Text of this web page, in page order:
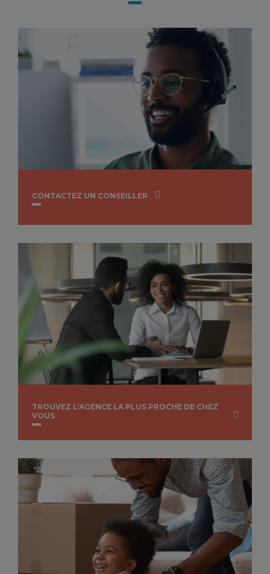
CONTACTEZ UN CONSEILLER
TROUVEZ L’AGENCE LA PLUS PROCHE DE CHEZ
VOUS